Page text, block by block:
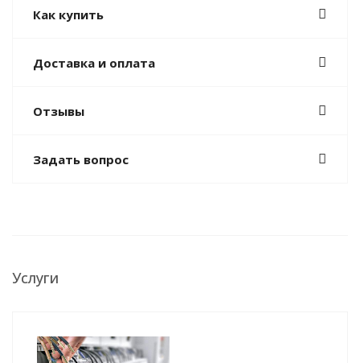
Как купить
Доставка и оплата
Отзывы
Задать вопрос
Услуги